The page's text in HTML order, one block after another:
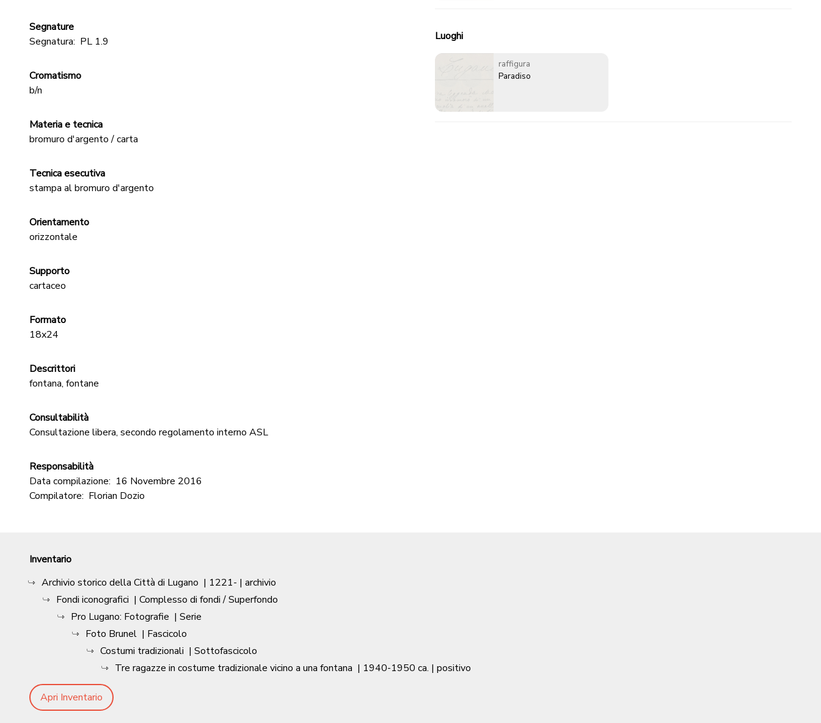
Segnature
Segnatura: PL 1.9
Cromatismo
b/n
Materia e tecnica
bromuro d'argento / carta
Tecnica esecutiva
stampa al bromuro d'argento
Orientamento
orizzontale
Supporto
cartaceo
Formato
18x24
Descrittori
fontana, fontane
Consultabilità
Consultazione libera, secondo regolamento interno ASL
Responsabilità
Data compilazione: 16 Novembre 2016
Compilatore: Florian Dozio
Luoghi
raffigura
Paradiso
Inventario
Archivio storico della Città di Lugano | 1221- | archivio
Fondi iconografici | Complesso di fondi / Superfondo
Pro Lugano: Fotografie | Serie
Foto Brunel | Fascicolo
Costumi tradizionali | Sottofascicolo
Tre ragazze in costume tradizionale vicino a una fontana | 1940-1950 ca. | positivo
Apri Inventario